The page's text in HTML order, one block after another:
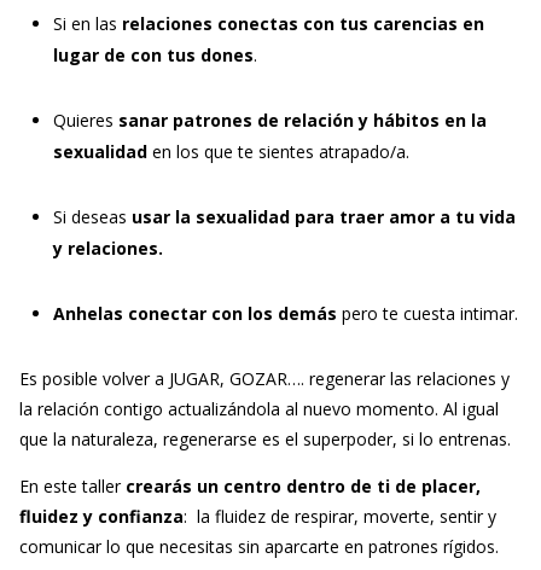
Si en las relaciones conectas con tus carencias en
lugar de con tus dones.
Quieres sanar patrones de relación y hábitos en la
sexualidad en los que te sientes atrapado/a.
Si deseas usar la sexualidad para traer amor a tu vida
y relaciones.
Anhelas conectar con los demás pero te cuesta intimar.
Es posible volver a JUGAR, GOZAR…. regenerar las relaciones y
la relación contigo actualizándola al nuevo momento. Al igual
que la naturaleza, regenerarse es el superpoder, si lo entrenas.
En este taller crearás un centro dentro de ti de placer,
fluidez y confianza: la fluidez de respirar, moverte, sentir y
comunicar lo que necesitas sin aparcarte en patrones rígidos.